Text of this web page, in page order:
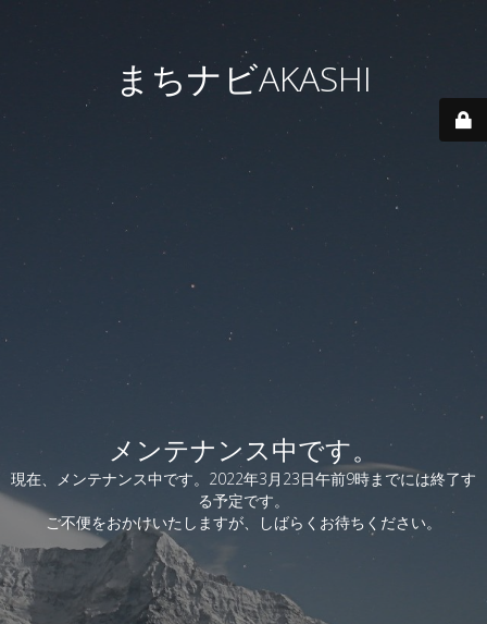
まちナビAKASHI
メンテナンス中です。
現在、メンテナンス中です。2022年3月23日午前9時までには終了す
る予定です。
ご不便をおかけいたしますが、しばらくお待ちください。